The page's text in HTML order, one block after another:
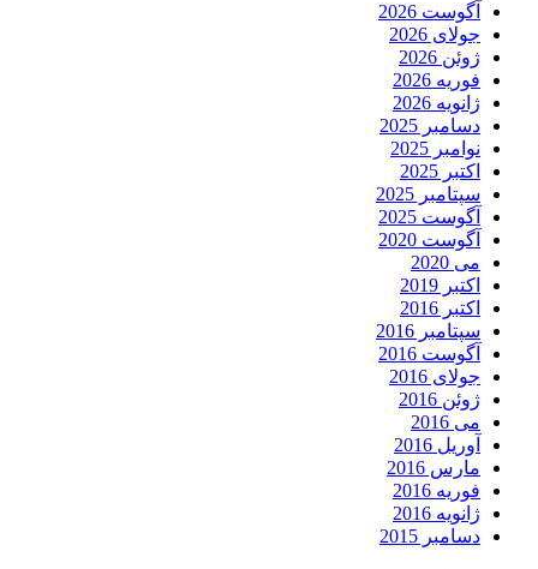
آگوست 2026
جولای 2026
ژوئن 2026
فوریه 2026
ژانویه 2026
دسامبر 2025
نوامبر 2025
اکتبر 2025
سپتامبر 2025
آگوست 2025
آگوست 2020
می 2020
اکتبر 2019
اکتبر 2016
سپتامبر 2016
آگوست 2016
جولای 2016
ژوئن 2016
می 2016
آوریل 2016
مارس 2016
فوریه 2016
ژانویه 2016
دسامبر 2015